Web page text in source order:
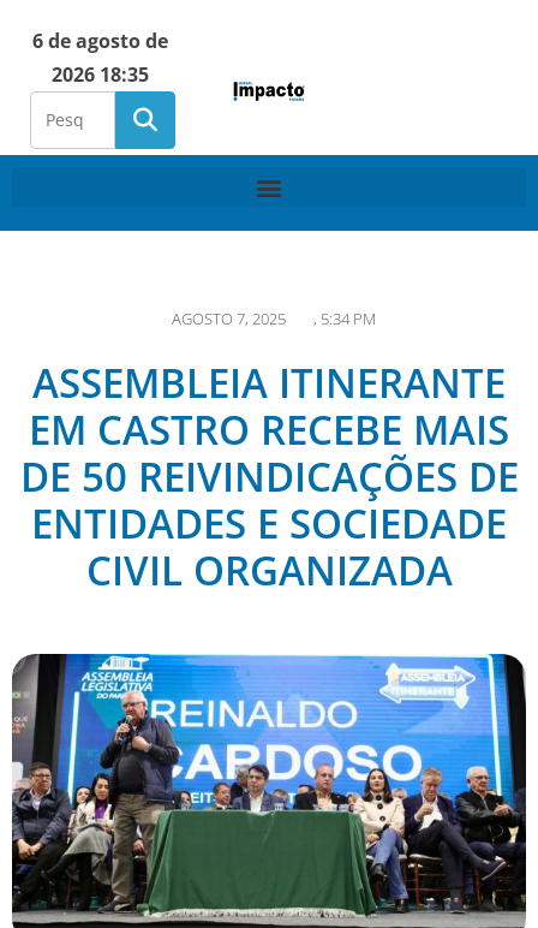
6 de agosto de
2026 18:35
AGOSTO 7, 2025 , 5:34 PM
ASSEMBLEIA ITINERANTE
EM CASTRO RECEBE MAIS
DE 50 REIVINDICAÇÕES DE
ENTIDADES E SOCIEDADE
CIVIL ORGANIZADA